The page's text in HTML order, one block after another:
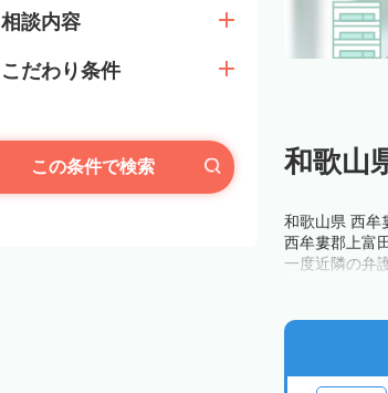
相談内容
こだわり条件
この条件で検索 和歌山
和歌山県 西牟
西牟婁郡上富
一度近隣の弁